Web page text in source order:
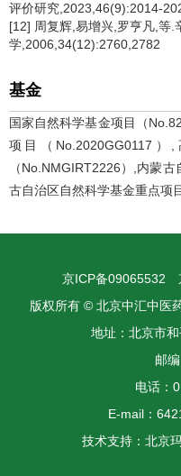
评价研究,2023,46(9):2014-
[12] 周复辉,易增兴,罗亨凡,等.
学,2006,34(12):2760,2782
基金
国家自然科学基金项目（
项目（No.2020GG0117
（No.NMGIRT2226）,内蒙
古自治区自然科学基金重点项
京ICP备09065532
版权所有 © 北京中汇中医
地址：北京市
邮
电话：
E-mail：
技术支持： 北京